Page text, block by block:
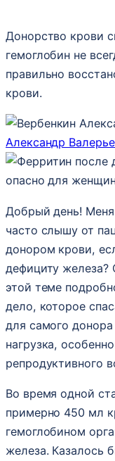
Донорство крови
гемоглобин не
правильно
крови.
Александр
Добрый день! Меня
часто слышу от
донором крови,
дефициту железа?
этой теме
дело, которое
для самого донора
нагрузка,
репродуктивного
Во время одной
примерно 450 мл
гемоглобином
железа. Казалось